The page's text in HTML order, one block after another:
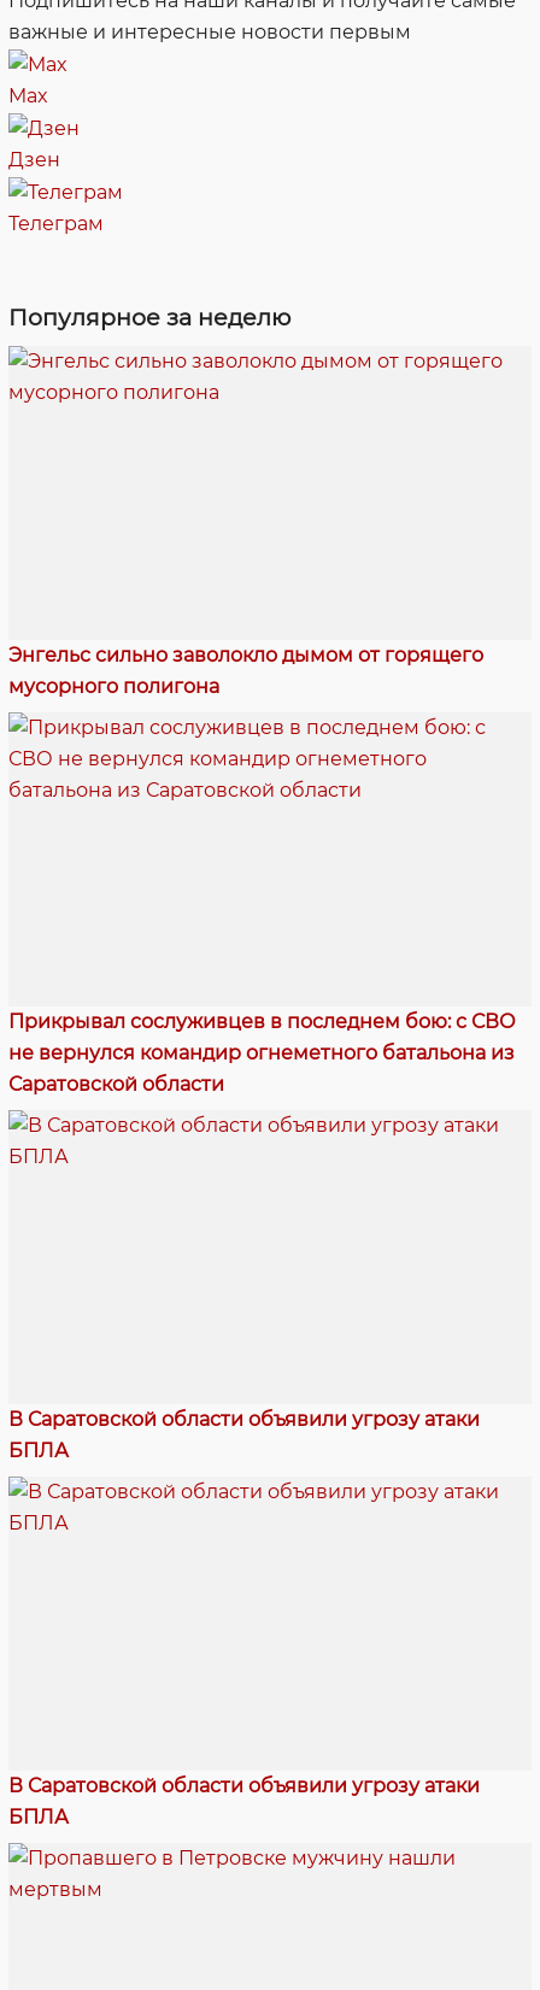
важные и интересные новости первым
Max
Дзен
Телеграм
Популярное за неделю
Энгельс сильно заволокло дымом от горящего
мусорного полигона
Прикрывал сослуживцев в последнем бою: с СВО
не вернулся командир огнеметного батальона из
Саратовской области
В Саратовской области объявили угрозу атаки
БПЛА
В Саратовской области объявили угрозу атаки
БПЛА